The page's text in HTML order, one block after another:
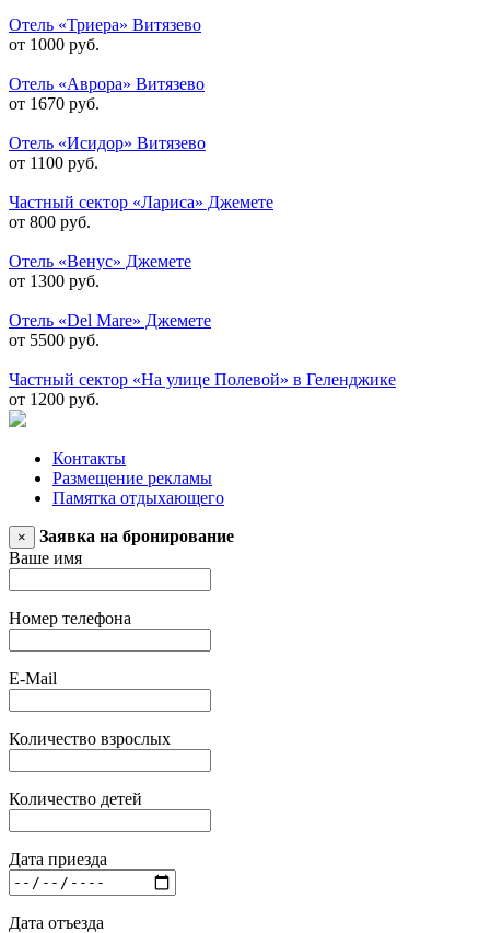
Отель «Триера» Витязево
от 1000 руб.
Отель «Аврора» Витязево
от 1670 руб.
Отель «Исидор» Витязево
от 1100 руб.
Частный сектор «Лариса» Джемете
от 800 руб.
Отель «Венус» Джемете
от 1300 руб.
Отель «Del Mare» Джемете
от 5500 руб.
Частный сектор «На улице Полевой» в Геленджике
от 1200 руб.
Контакты
Размещение рекламы
Памятка отдыхающего
×
Заявка на бронирование
Ваше имя
Номер телефона
E-Mail
Количество взрослых
Количество детей
Дата приезда
Дата отъезда